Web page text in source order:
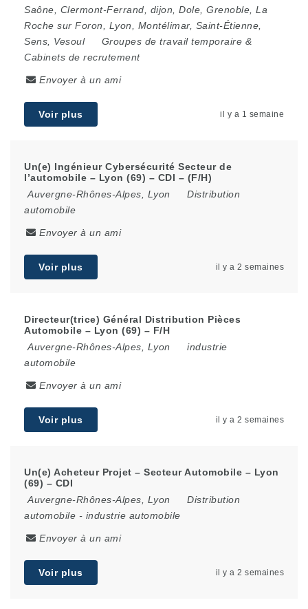
Saône
Clermont-Ferrand dijon Dole Grenoble La
Roche sur Foron
Lyon Montélimar, Saint-Étienne
Sens
Vesoul
Groupes de travail temporaire &
Cabinets de recrutement
Envoyer à un ami
Voir plus il y a 1 semaine
Un(e) Ingénieur Cybersécurité Secteur de
l’automobile – Lyon (69) – CDI – (F/H)
Auvergne-Rhônes-Alpes
Lyon
Distribution
automobile
Envoyer à un ami
Voir plus il y a 2 semaines
Directeur(trice) Général Distribution Pièces
Automobile – Lyon (69) – F/H
Auvergne-Rhônes-Alpes
Lyon
industrie
automobile
Envoyer à un ami
Voir plus il y a 2 semaines
Un(e) Acheteur Projet – Secteur Automobile – Lyon
(69) – CDI
Auvergne-Rhônes-Alpes
Lyon
Distribution
automobile - industrie automobile
Envoyer à un ami
Voir plus il y a 2 semaines